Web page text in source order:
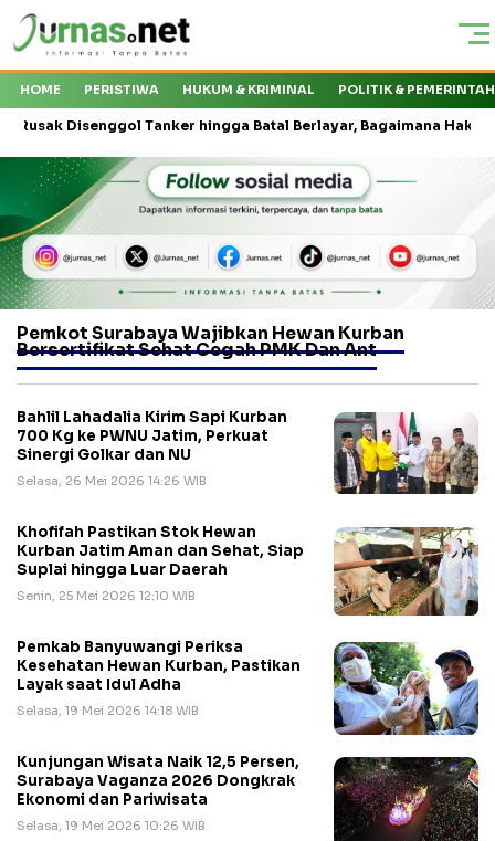
HOME PERISTIWA HUKUM & KRIMINAL POLITIK &
Disenggol Tanker hingga Batal Berlayar, Bagaimana Hak
Pemkot Surabaya Wajibkan Hewan Kurban
Bersertifikat Sehat Cegah PMK Dan Ant
Bahlil Lahadalia Kirim Sapi Kurban
700 Kg ke PWNU Jatim, Perkuat
Sinergi Golkar dan NU
Selasa, 26 Mei 2026 14:26 WIB
Khofifah Pastikan Stok Hewan
Kurban Jatim Aman dan Sehat, Siap
Suplai hingga Luar Daerah
Senin, 25 Mei 2026 12:10 WIB
Pemkab Banyuwangi Periksa
Kesehatan Hewan Kurban, Pastikan
Layak saat Idul Adha
Selasa, 19 Mei 2026 14:18 WIB
Kunjungan Wisata Naik 12,5 Persen,
Surabaya Vaganza 2026 Dongkrak
Ekonomi dan Pariwisata
Selasa, 19 Mei 2026 10:26 WIB